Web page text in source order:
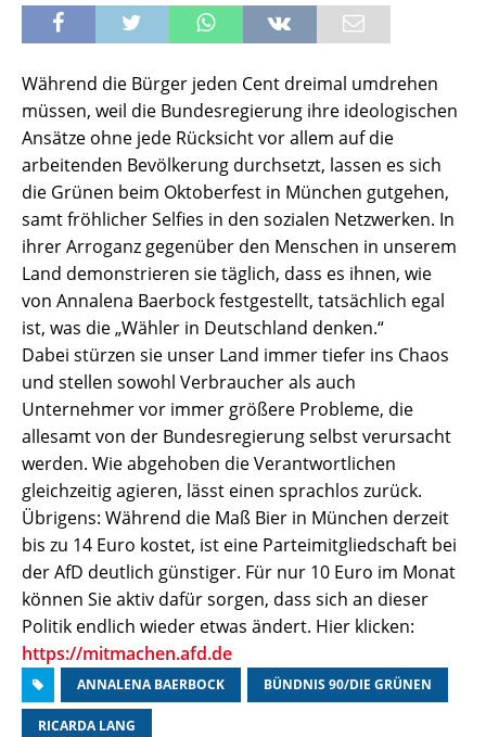
Während die Bürger jeden Cent dreimal umdrehen
müssen, weil die Bundesregierung ihre ideologischen
Ansätze ohne jede Rücksicht vor allem auf die
arbeitenden Bevölkerung durchsetzt, lassen es sich
die Grünen beim Oktoberfest in München gutgehen,
samt fröhlicher Selfies in den sozialen Netzwerken. In
ihrer Arroganz gegenüber den Menschen in unserem
Land demonstrieren sie täglich, dass es ihnen, wie
von Annalena Baerbock festgestellt, tatsächlich egal
ist, was die „Wähler in Deutschland denken.“
Dabei stürzen sie unser Land immer tiefer ins Chaos
und stellen sowohl Verbraucher als auch
Unternehmer vor immer größere Probleme, die
allesamt von der Bundesregierung selbst verursacht
werden. Wie abgehoben die Verantwortlichen
gleichzeitig agieren, lässt einen sprachlos zurück.
Übrigens: Während die Maß Bier in München derzeit
bis zu 14 Euro kostet, ist eine Parteimitgliedschaft bei
der AfD deutlich günstiger. Für nur 10 Euro im Monat
können Sie aktiv dafür sorgen, dass sich an dieser
Politik endlich wieder etwas ändert. Hier klicken:
https://mitmachen.afd.de
ANNALENA BAERBOCK BÜNDNIS 90/DIE GRÜNEN
RICARDA LANG